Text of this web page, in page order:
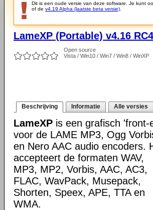
Dit is een oude versie van deze software. Je kunt
of de v4.19 Alpha (laatste beta versie)
LameXP (Portable) v4.16 RC4
Open source
Vista / Win10 / Win7 / Win8 / WinXP
Beschrijving Informatie Alle versies
LameXP is een grafisch 'front-
voor de LAME MP3, Ogg
en Nero AAC audio encoders.
accepteert de formaten WAV,
MP3, MP2, Vorbis, AAC, AC3,
FLAC, WavPack, Musepack,
Shorten, Speex, APE, TTA en
WMA.